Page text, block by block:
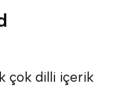
çok dilli içerik